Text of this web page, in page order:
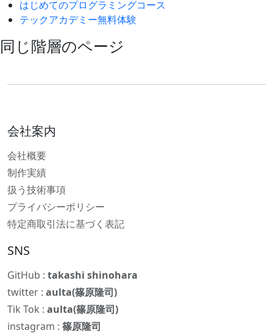
はじめてのプログラミングコース
テックアカデミー無料体験
同じ階層のページ
会社案内
会社概要
制作実績
扱う技術事項
プライバシーポリシー
特定商取引法に基づく表記
SNS
GitHub : takashi shinohara
twitter : aulta(篠原隆司)
Tik Tok : aulta(篠原隆司)
instagram : 篠原隆司